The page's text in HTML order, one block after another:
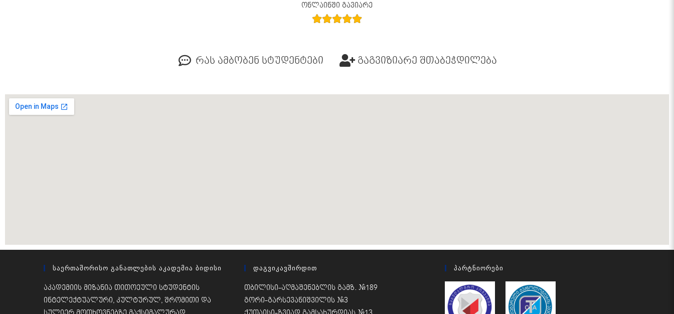
ონლაინში გავიარე
რას ამბობენ სტუდენტები გაგვიზიარე შთაბეჭდილება
Საერთაშორისო Განათლების Აკადემია Ბიდისი
აკადემიის მიზანია თითოეული სტუდენტის
ინტელექტუალური, კულტურულ, შრომითი და
Დაგვიკავშირდით
თბილისი-აღმაშენებლის გამზ. #189
გორი-გარსევანიშვილის #3
Პარტნიორები